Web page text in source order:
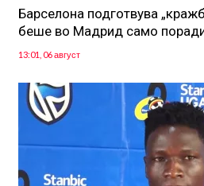
Барселона подготвува
беше во Мадрид само
13:01, 06 август